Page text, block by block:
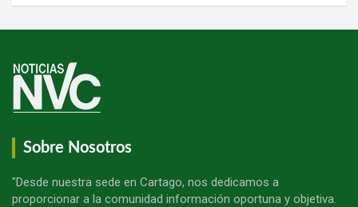
Sobre Nosotros
"Desde nuestra sede en Cartago, nos dedicamos a
proporcionar a la comunidad información oportuna y objetiva.